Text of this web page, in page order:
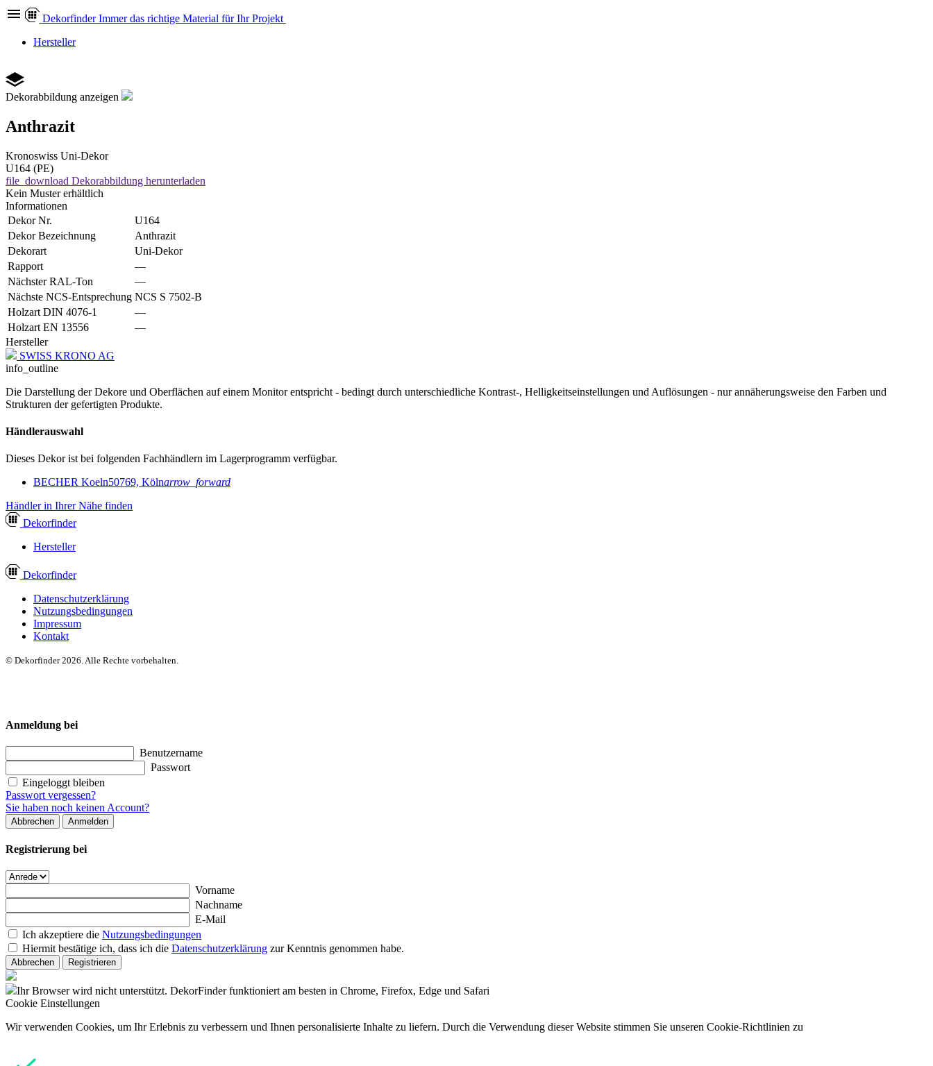
Dekorfinder Immer das richtige Material für Ihr Projekt
Hersteller
Dekorabbildung anzeigen
Anthrazit
Kronoswiss Uni-Dekor
U164 (PE)
file_download Dekorabbildung herunterladen
Kein Muster erhältlich
Informationen
Dekor Nr.
U164
Dekor Bezeichnung
Anthrazit
Dekorart
Uni-Dekor
Rapport
—
Nächster RAL-Ton
—
Nächste NCS-Entsprechung NCS S 7502-B
Holzart DIN 4076-1
—
Holzart EN 13556
—
Hersteller
SWISS KRONO AG
info_outline
Die Darstellung der Dekore und Oberflächen auf einem Monitor entspricht - bedingt durch unterschiedliche Kontrast-, Helligkeitseinstellungen und Auflösungen - nur annäherungsweise den Farben und
Strukturen der gefertigten Produkte.
Händlerauswahl
Dieses Dekor ist bei folgenden Fachhändlern im Lagerprogramm verfügbar.
BECHER Koeln50769, Kölnarrow_forward
Händler in Ihrer Nähe finden
Dekorfinder
Hersteller
Dekorfinder
Datenschutzerklärung
Nutzungsbedingungen
Impressum
Kontakt
© Dekorfinder 2026. Alle Rechte vorbehalten.
Anmeldung bei
Benutzername
Passwort
Eingeloggt bleiben
Passwort vergessen?
Sie haben noch keinen Account?
Abbrechen Anmelden
Registrierung bei
Vorname
Nachname
E-Mail
Ich akzeptiere die Nutzungsbedingungen
Hiermit bestätige ich, dass ich die Datenschutzerklärung zur Kenntnis genommen habe.
Abbrechen Registrieren
Ihr Browser wird nicht unterstützt. DekorFinder funktioniert am besten in Chrome, Firefox, Edge und Safari
Cookie Einstellungen
Wir verwenden Cookies, um Ihr Erlebnis zu verbessern und Ihnen personalisierte Inhalte zu liefern. Durch die Verwendung dieser Website stimmen Sie unseren Cookie-Richtlinien zu